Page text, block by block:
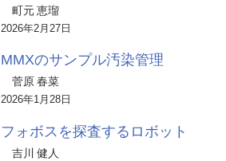
町元 恵瑠
2026年2月27日
MMXのサンプル汚染管理
菅原 春菜
2026年1月28日
フォボスを探査するロボット
吉川 健人